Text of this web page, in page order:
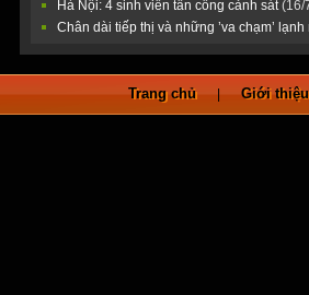
Hà Nội: 4 sinh viên tấn công cảnh sát(16/
Chân dài tiếp thị và những ’va chạm’
Trang chủ | Giới thiệu